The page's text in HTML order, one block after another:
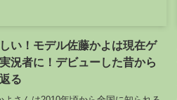
い！モデル佐藤かよは現在ゲ
況者に！デビューした昔から
る